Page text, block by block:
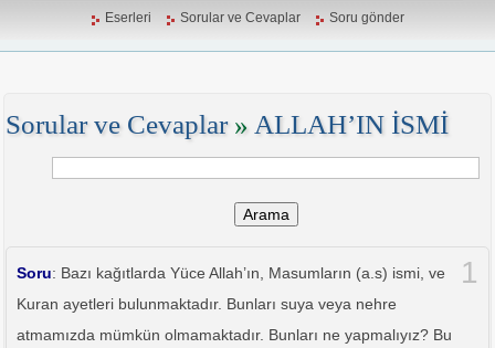
Eserleri Sorular ve Cevaplar Soru gönder
Sorular ve Cevaplar» ALLAH’IN İSMİ
Arama
1
Soru: Bazı kağıtlarda Yüce Allah’ın, Masumların (a.s) ismi, ve
Kuran ayetleri bulunmaktadır. Bunları suya veya nehre
atmamızda mümkün olmamaktadır. Bunları ne yapmalıyız? Bu